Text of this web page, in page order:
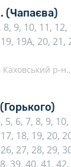
(Чапаєва)
8, 9, 10, 11, 12,
19А, 20, 21,
Каховський р-
(Горького)
5, 6, 7, 8, 9,
18, 19, 20,
27, 28, 29,
39, 40, 41,